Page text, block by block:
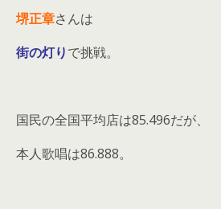
堺正章さんは
街の灯りで挑戦。
国民の全国平均店は85.496だが、
本人歌唱は86.888。